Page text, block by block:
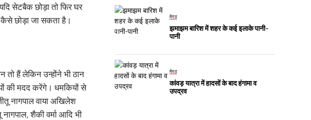
सेटबैक छोड़ा तो फिर घर
छोड़ा जा सकता है।
तो हैं लेकिन उन्होंने भी ठान
की मदद करेंगे। धमकियों से
नागपाल वाया अखिलेश
शैकी वर्मा आदि भी
मेरठ
झमाझम बारिश में शहर के कई इलाके पानी-
पानी
मेरठ
कांवड़ यात्रा में हादसों के बाद हंगामा व
उपद्रव